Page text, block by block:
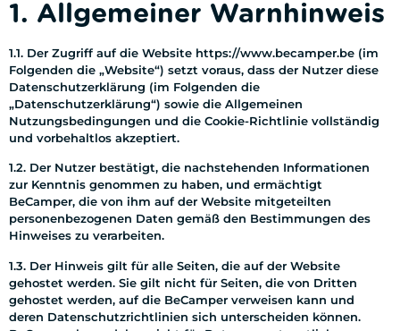
1. Allgemeiner Warnhinweis
1.1. Der Zugriff auf die Website https://www.becamper.be (im
Folgenden die „Website“) setzt voraus, dass der Nutzer diese
Datenschutzerklärung (im Folgenden die
„Datenschutzerklärung“) sowie die Allgemeinen
Nutzungsbedingungen und die Cookie-Richtlinie vollständig
und vorbehaltlos akzeptiert.
1.2. Der Nutzer bestätigt, die nachstehenden Informationen
zur Kenntnis genommen zu haben, und ermächtigt
BeCamper, die von ihm auf der Website mitgeteilten
personenbezogenen Daten gemäß den Bestimmungen des
Hinweises zu verarbeiten.
1.3. Der Hinweis gilt für alle Seiten, die auf der Website
gehostet werden. Sie gilt nicht für Seiten, die von Dritten
gehostet werden, auf die BeCamper verweisen kann und
deren Datenschutzrichtlinien sich unterscheiden können.